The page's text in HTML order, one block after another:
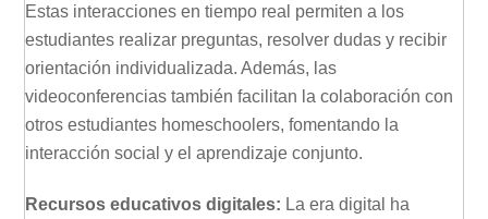
Estas interacciones en tiempo real permiten a los
estudiantes realizar preguntas, resolver dudas y recibir
orientación individualizada. Además, las
videoconferencias también facilitan la colaboración con
otros estudiantes homeschoolers, fomentando la
interacción social y el aprendizaje conjunto.
Recursos educativos digitales: La era digital ha